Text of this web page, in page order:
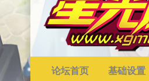
论坛首页 基础设置